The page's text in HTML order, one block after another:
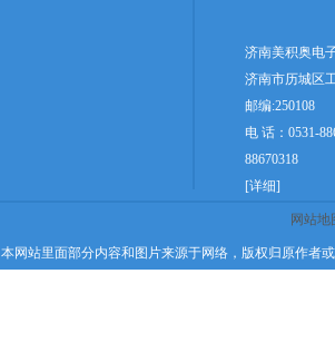
济南美积奥电
济南市历城区
邮编:250108
电 话：0531-
88670318
[详细]
网站地
本网站里面部分内容和图片来源于网络，版权归原作者